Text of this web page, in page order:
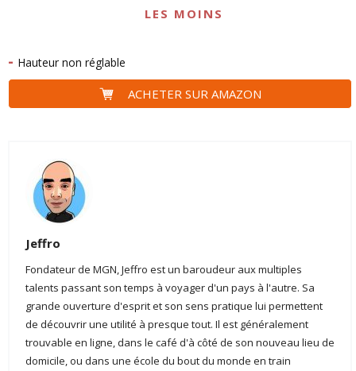
LES MOINS
Hauteur non réglable
ACHETER SUR AMAZON
Jeffro
Fondateur de MGN, Jeffro est un baroudeur aux multiples
talents passant son temps à voyager d'un pays à l'autre. Sa
grande ouverture d'esprit et son sens pratique lui permettent
de découvrir une utilité à presque tout. Il est généralement
trouvable en ligne, dans le café d'à côté de son nouveau lieu de
domicile, ou dans une école du bout du monde en train